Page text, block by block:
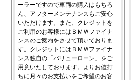
ーラーですので車両の購入はもちろ
ん、アフターメンテナンスもご安心
いただけます。また、クレジットを
ご利用のお客様にはＢＭＷファイナ
ンスのご案内をさせて頂いておりま
す。クレジットにはＢＭＷファイナ
ンス独自の「バリューローン」をご
用意いたしております。よりお値打
ちに月々のお支払いをご希望のお客